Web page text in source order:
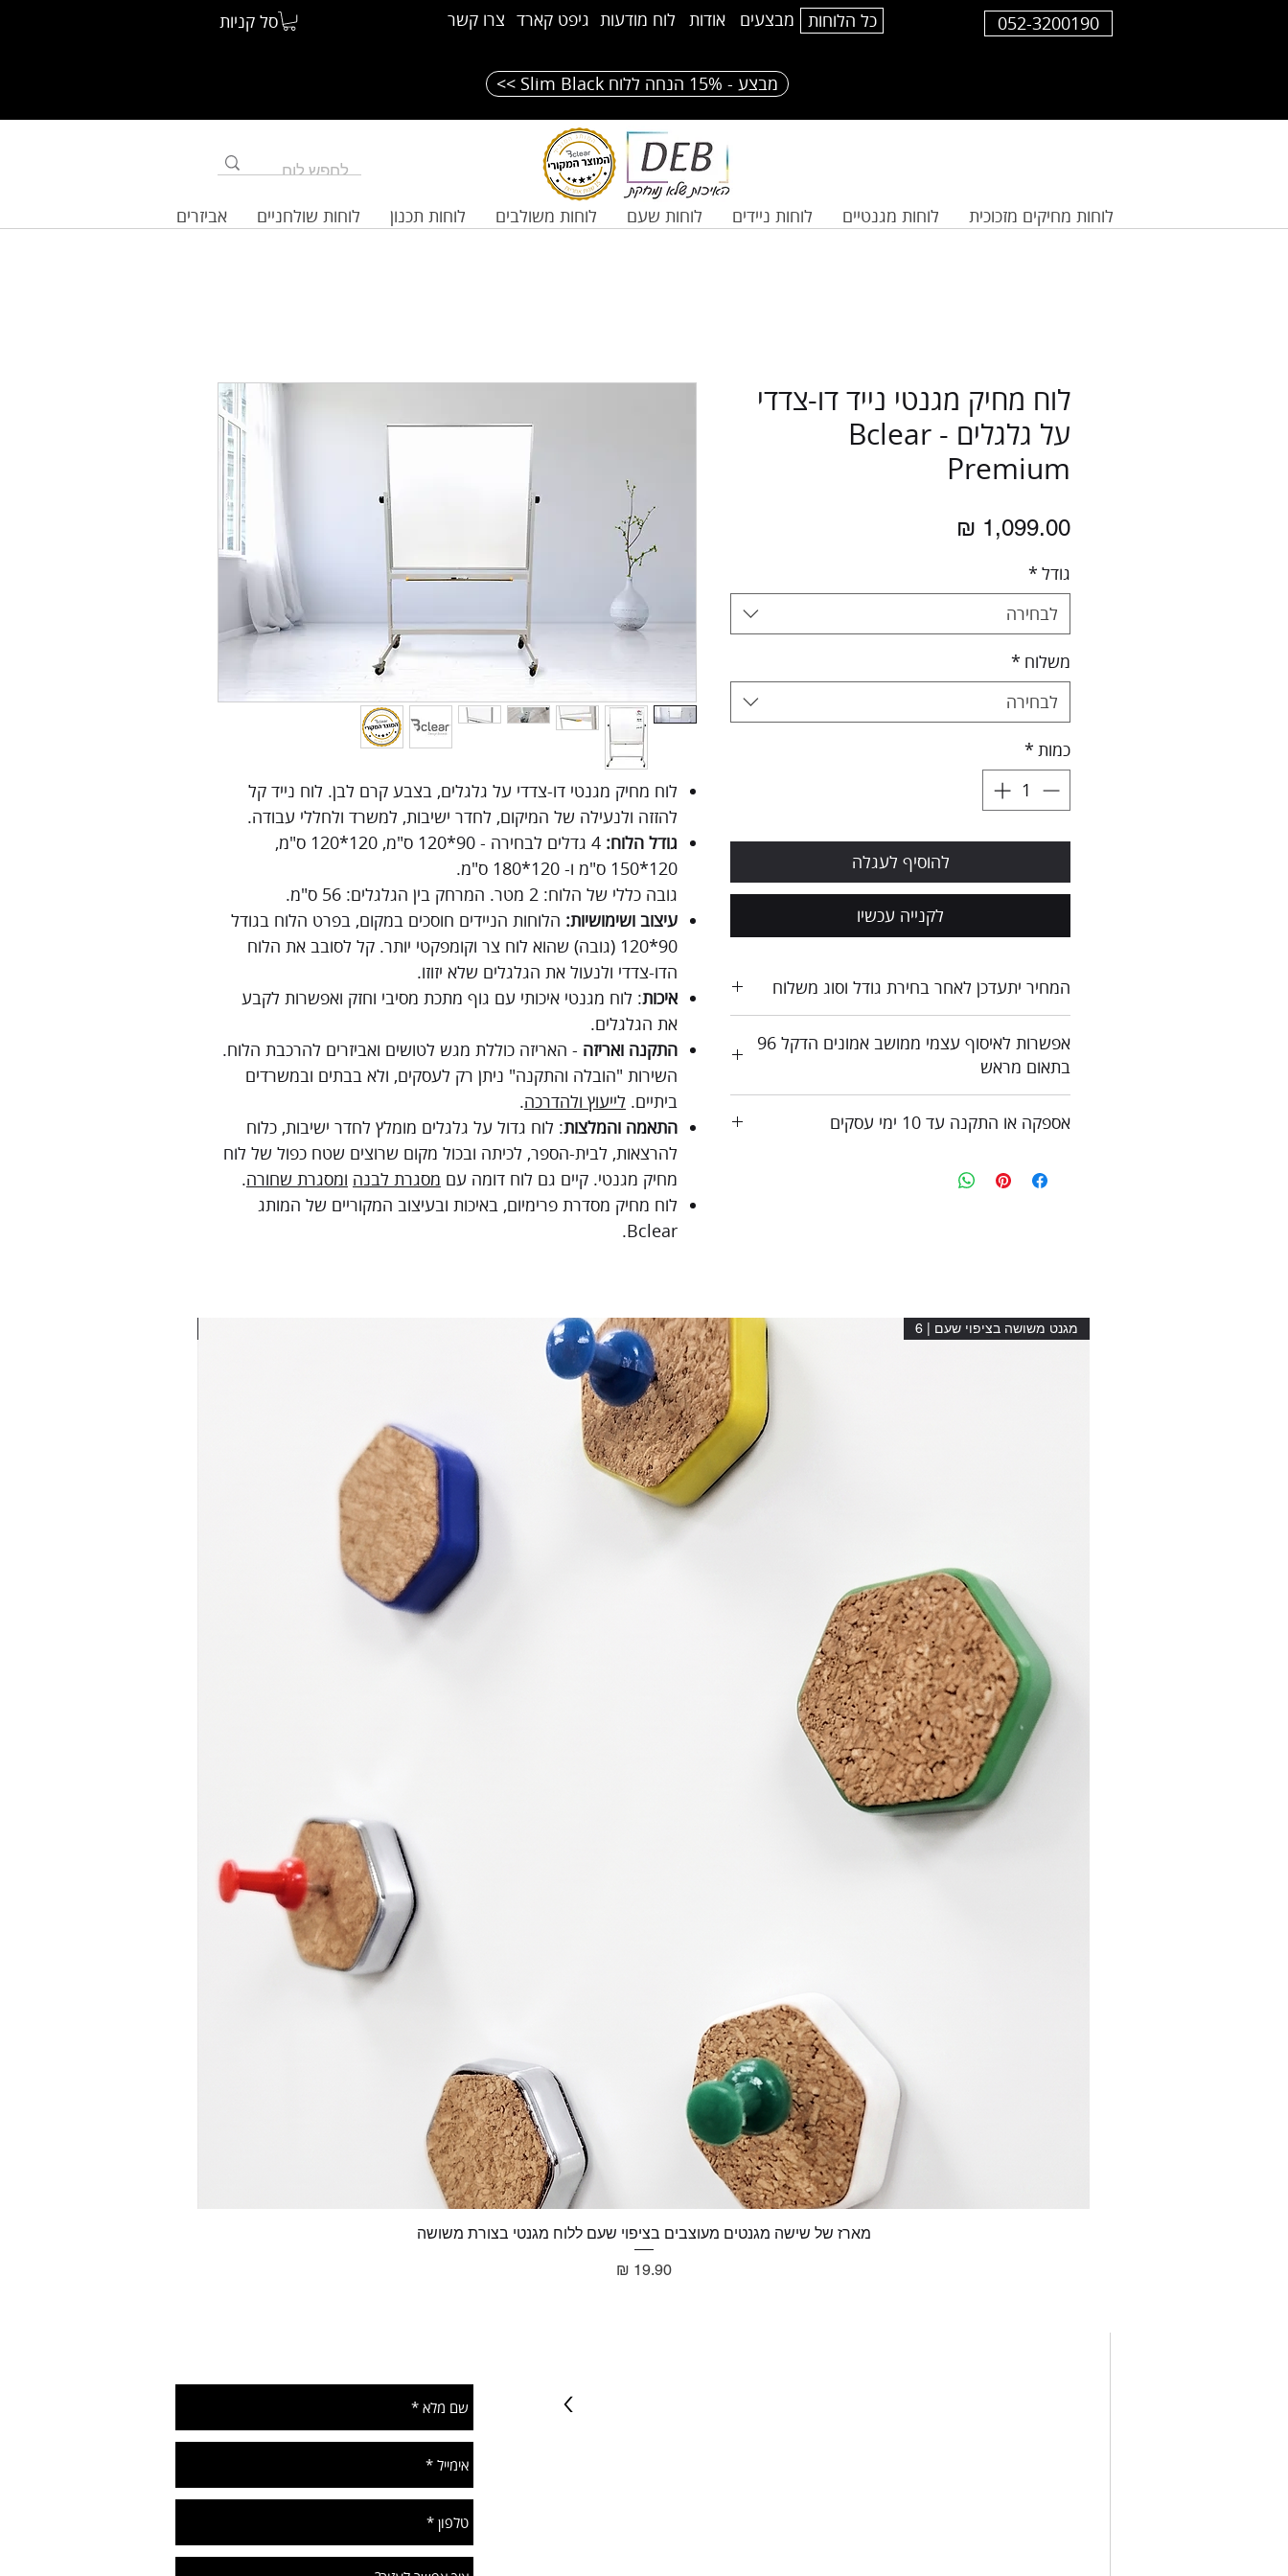
סל קניות צרו קשר לוח מודעות אודות מבצעים כל הלוחות גיפט קארד 052-3200190
<< Slim Black מבצע - 15% הנחה ללוח
לוחות מחיקים מזכוכית לוחות מגנטיים לוחות ניידים לוחות שעם לוחות משולבים לוחות תכנון לוחות שולחניים אביזרים
לוח מחיק מגנטי דו-צדדי על גלגלים, בצבע קרם לבן. לוח נייד קל
להזזה ולנעילה של המיקום, לחדר ישיבות, למשרד ולחללי עבודה.
גודל הלוח:
4 גדלים לבחירה - 90*120 ס"מ, 120*120 ס"מ,
120*150 ס"מ ו- 120*180 ס"מ.
גובה כללי של הלוח: 2 מטר. המרחק בין הגלגלים: 56 ס"מ.
עיצוב ושימושיות: הלוחות הניידים חוסכים במקום, בפרט הלוח בגודל
90*120 (גובה) שהוא לוח צר וקומפקטי יותר. קל לסובב את הלוח
הדו-צדדי ולנעול את הגלגלים שלא יזוזו.
איכות: לוח מגנטי איכותי עם גוף מתכת מסיבי וחזק ואפשרות לקבע
את הגלגלים.
התקנה ואריזה - האריזה כוללת מגש לטושים ואביזרים להרכבת הלוח.
השירות "הובלה והתקנה" ניתן רק לעסקים, ולא בבתים ובמשרדים
ביתיים. לייעוץ ולהדרכה.
התאמה והמלצות: לוח גדול על גלגלים מומלץ לחדר ישיבות, כלוח
להרצאות, לבית-הספר, לכיתה ובכול מקום שרוצים שטח כפול של לוח
מחיק מגנטי. קיים גם לוח דומה עם מסגרת לבנה ומסגרת שחורה.
לוח מחיק מסדרת פרימיום, באיכות ובעיצוב המקוריים של המותג
Bclear.
לוח מחיק מגנטי נייד דו-צדדי
על גלגלים - Bclear
Premium
גודל *
לבחירה
משלוח *
לבחירה
כמות *
להוסיף לעגלה
לקנייה עכשיו
המחיר יתעדכן לאחר בחירת גודל וסוג משלוח
צור קשר לקבלת הצעת מחיר
אפשרות לאיסוף עצמי ממושב אמונים הדקל 96
בתאום מראש
אספקה או התקנה עד 10 ימי עסקים
תצוגה מהירה
מגנט משושה בציפוי שעם | 6
מארז של שישה מגנטים מעוצבים בציפוי שעם ללוח מגנטי בצורת משושה
מחיר
>